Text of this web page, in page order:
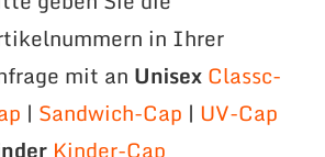
in Ihrer
mit an UnisexClassc-
| Sandwich-Cap | UV-Cap
Kinder-Cap